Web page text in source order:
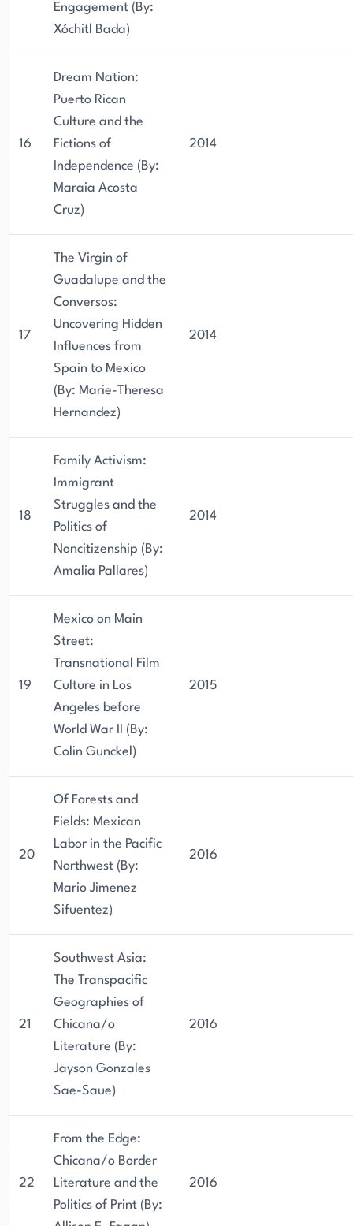
Engagement (By:
Xóchitl Bada)
16
Dream Nation:
Puerto Rican
Culture and the
Fictions of
Independence (By:
Maraia Acosta
Cruz)
2014
17
The Virgin of
Guadalupe and the
Conversos:
Uncovering Hidden
Influences from
Spain to Mexico
(By: Marie-Theresa
Hernandez)
2014
18
Family Activism:
Immigrant
Struggles and the
Politics of
Noncitizenship (By:
Amalia Pallares)
2014
19
Mexico on Main
Street:
Transnational Film
Culture in Los
Angeles before
World War II (By:
Colin Gunckel)
2015
20
Of Forests and
Fields: Mexican
Labor in the Pacific
Northwest (By:
Mario Jimenez
Sifuentez)
2016
21
Southwest Asia:
The Transpacific
Geographies of
Chicana/o
Literature (By:
Jayson Gonzales
Sae-Saue)
2016
22
From the Edge:
Chicana/o Border
Literature and the
Politics of Print (By:
2016